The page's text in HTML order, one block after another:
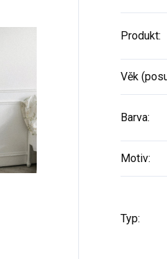
Produkt:
Věk
Barva:
Motiv:
Typ: